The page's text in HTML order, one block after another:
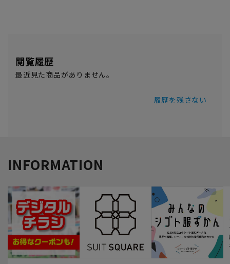
閲覧履歴
最近見た商品がありません。
履歴を残さない
INFORMATION